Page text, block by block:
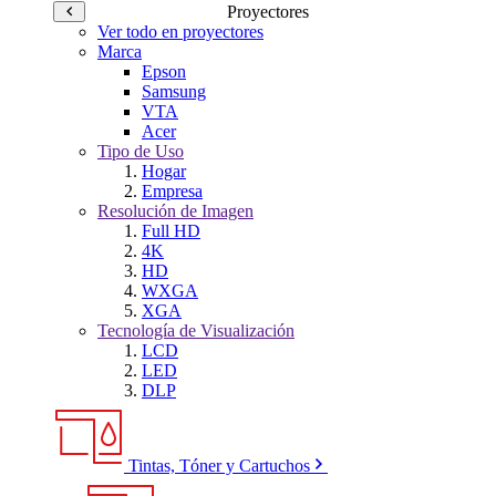
Proyectores
Ver todo en proyectores
Marca
Epson
Samsung
VTA
Acer
Tipo de Uso
Hogar
Empresa
Resolución de Imagen
Full HD
4K
HD
WXGA
XGA
Tecnología de Visualización
LCD
LED
DLP
Tintas, Tóner y Cartuchos